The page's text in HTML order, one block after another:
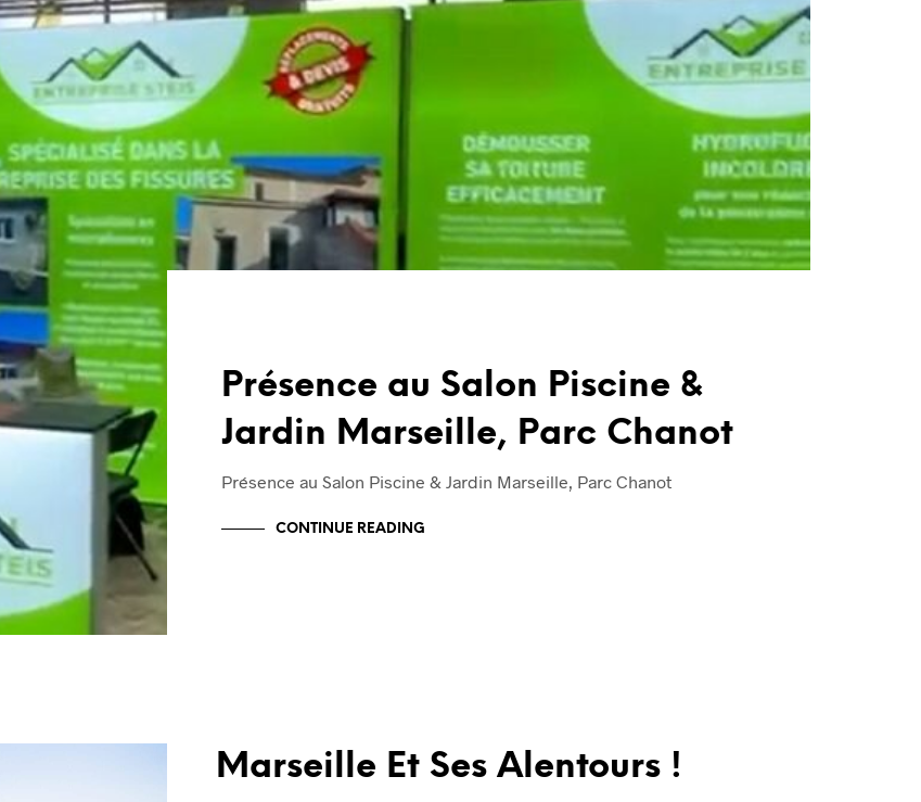
Présence au Salon Piscine &
Jardin Marseille, Parc Chanot
Présence au Salon Piscine & Jardin Marseille, Parc Chanot
CONTINUE READING
Marseille Et Ses Alentours !